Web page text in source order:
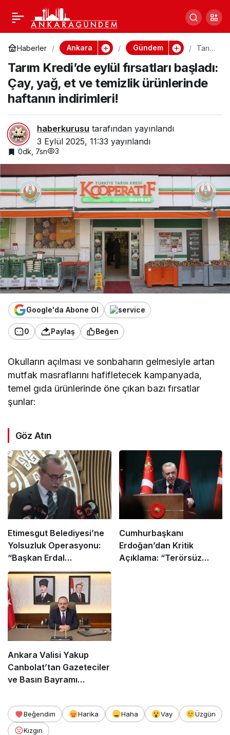
Haberler Ankara Gündem
Tarım
de
eylül
fırsatl
Çay,
e
hafta
nın
indiri
mleri!
Tarım Kredi’de eylül fırsatları başladı:
Çay, yağ, et ve temizlik ürünlerinde
haftanın indirimleri!
haberkurusu tarafından yayınlandı
3 Eylül 2025, 11:33 yayınlandı
0dk, 7sn 3
Google'da Abone Ol
0 Paylaş Beğen
Okulların açılması ve sonbaharın gelmesiyle artan
mutfak masraflarını hafifletecek kampanyada,
temel gıda ürünlerinde öne çıkan bazı fırsatlar
şunlar:
Göz Atın
Etimesgut Belediyesi’ne
Yolsuzluk Operasyonu:
“Başkan Erdal
Beşikçioğlu Dahil 52 Kişi
Gözaltına Alındı”
Cumhurbaşkanı
Erdoğan’dan Kritik
Açıklama: “Terörsüz
Ankara Valisi Yakup
Canbolat’tan Gazeteciler
ve Basın Bayramı
Beğendim Harika Haha Vay
Üzgün
Kızgın
Hukuk devletinden
uzaklaşmak boşuna
değildi, tam da bugünler
içindi – İsmet Berkan
0 Paylaş